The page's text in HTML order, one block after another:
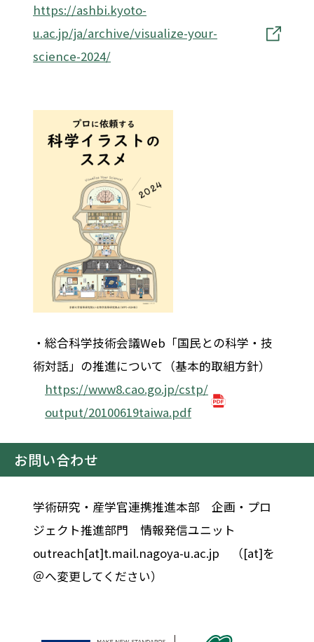
https://ashbi.kyoto-
u.ac.jp/ja/archive/visualize-your-
science-2024/
・総合科学技術会議Web「国民との科学・技
術対話」の推進について（基本的取組方針）
https://www8.cao.go.jp/cstp/
output/20100619taiwa.pdf
お問い合わせ
学術研究・産学官連携推進本部 企画・プロ
ジェクト推進部門 情報発信ユニット
outreach[at]t.mail.nagoya-u.ac.jp （[at]を
＠へ変更してください）